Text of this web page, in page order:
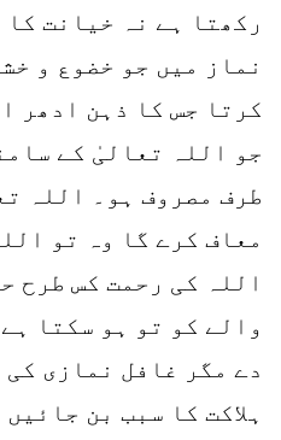
رکھتا ہے نہ خیانت کا
نماز میں جو خضوع و
کرتا جس کا ذہن ادھر
جو اللہ تعالیٰ کے
طرف مصروف ہو۔ اللہ
معاف کرے گا وہ تو
اللہ کی رحمت کس طرح
والے کو تو ہو سکتا
دے مگر غافل نمازی
ہلاکت کا سبب بن جائیں